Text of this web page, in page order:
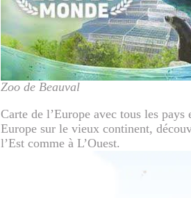
Zoo de Beauval
Carte de l’Europe avec tous les
Europe sur le vieux continent,
l’Est comme à L’Ouest.